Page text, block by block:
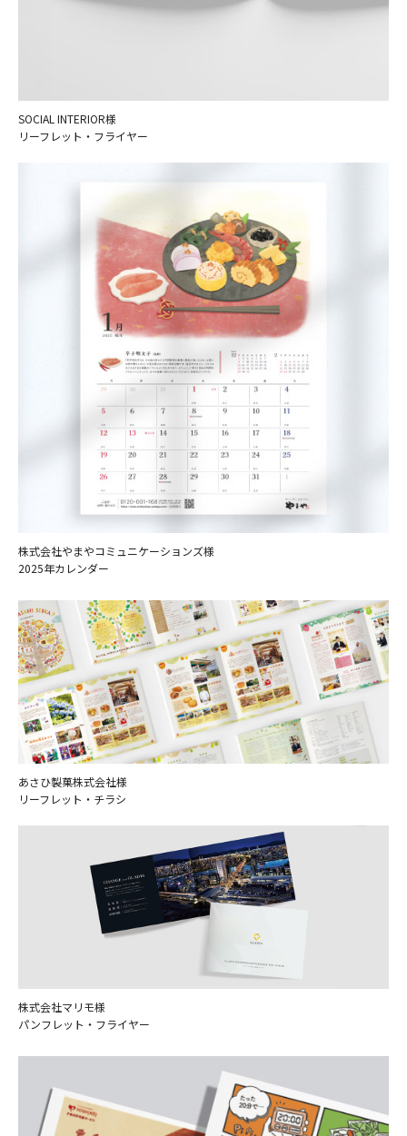
SOCIAL INTERIOR様
リーフレット・フライヤー
株式会社やまやコミュニケーションズ様
2025年カレンダー
あさひ製菓株式会社様
リーフレット・チラシ
株式会社マリモ様
パンフレット・フライヤー